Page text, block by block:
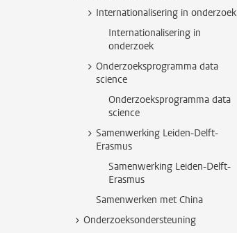
Internationalisering in onderzoek
Internationalisering in
onderzoek
Onderzoeksprogramma data
science
Onderzoeksprogramma data
science
Samenwerking Leiden-Delft-
Erasmus
Samenwerking Leiden-Delft-
Erasmus
Samenwerken met China
Onderzoeksondersteuning